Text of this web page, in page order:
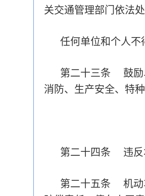
关交通管理部门依法
任何单位和个人不
第二十三条 鼓励
消防、生产安全、特
第二十四条 违反
第二十五条 机动